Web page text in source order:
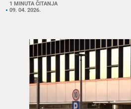
1 MINUTA ČITANJA
09. 04. 2026.